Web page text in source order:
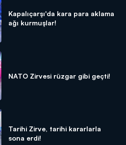
Kapalıçarşı'da kara para aklama
ağı kurmuşlar!
NATO Zirvesi rüzgar gibi geçti!
Tarihi Zirve, tarihi kararlarla
sona erdi!